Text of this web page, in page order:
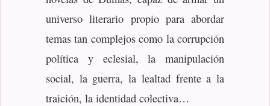
universo literario propio para abordar
temas tan complejos como la corrupción
política y eclesial, la manipulación
social, la guerra, la lealtad frente a la
traición, la identidad colectiva…